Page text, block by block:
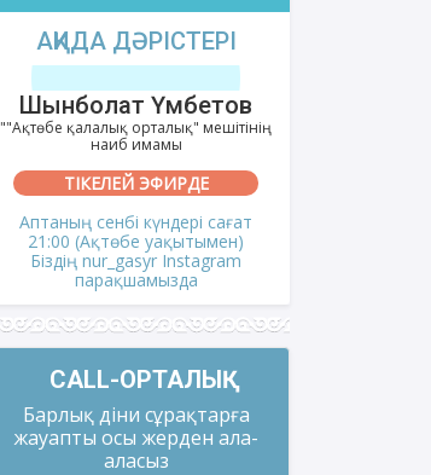
АҚИДА ДӘРІСТЕРІ
Шынболат Үмбетов
""Ақтөбе қалалық орталық" мешітінің
наиб имамы
ТІКЕЛЕЙ ЭФИРДЕ
Аптаның сенбі күндері сағат
21:00 (Ақтөбе уақытымен)
Біздің nur_gasyr Instagram
парақшамызда
CALL-ОРТАЛЫҚ
Барлық діни сұрақтарға
жауапты осы жерден ала-
аласыз